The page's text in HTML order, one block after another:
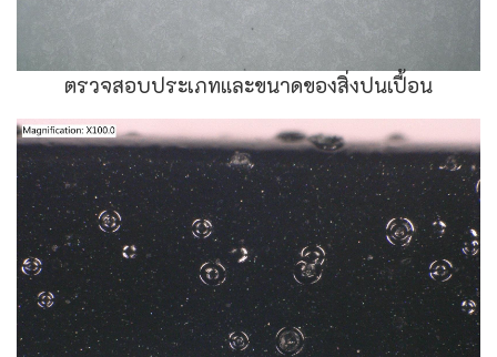
ตรวจสอบประเภทและขนาดของสิ่งปนเปื้อน